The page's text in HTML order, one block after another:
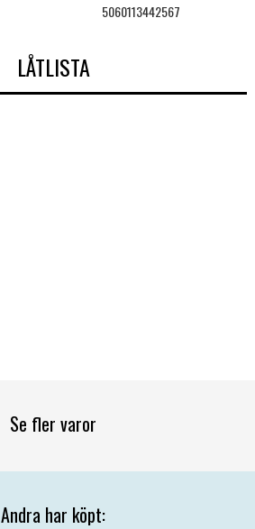
5060113442567
LÅTLISTA
Se fler varor
Andra har köpt: